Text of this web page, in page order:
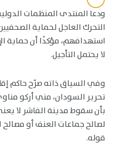
ودعا المنتدى المنظمات
التحرك العاجل لحماية
استهدافهم، مؤكدًا أن حماية
لا يحتمل التأجيل.
وفي السياق ذاته صرّح حاكم
تحرير السودان، مني أركو
بأن سقوط مدينة الفاشر لا
لصالح جماعات العنف أو
قوله.